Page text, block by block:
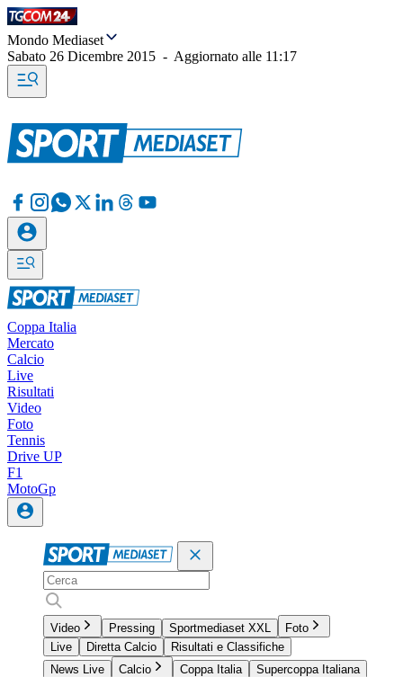
Mondo Mediaset
Sabato 26 Dicembre 2015 - Aggiornato alle 11:17
Coppa Italia
Mercato
Calcio
Live
Risultati
Video
Foto
Tennis
Drive UP
F1
MotoGp
Video Pressing Sportmediaset XXL
Foto
Live
Diretta Calcio
Risultati e Classifiche
News Live
Calcio Coppa Italia
Supercoppa Italiana